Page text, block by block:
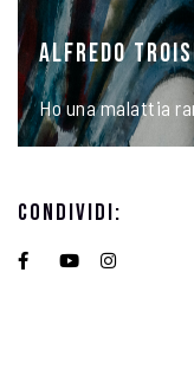
ALFREDO
Ho una malattia
Condividi: